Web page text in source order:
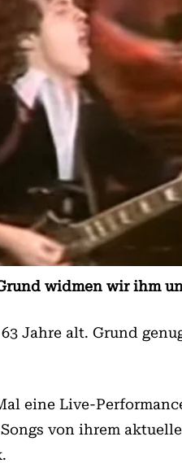
widmen wir ihm
Jahre alt. Grund
eine Live-
von ihrem